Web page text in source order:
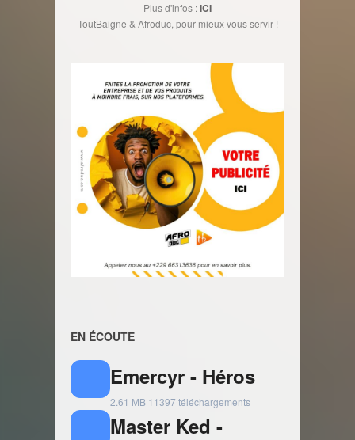
Plus d'infos :ICI
ToutBaigne & Afroduc, pour mieux vous servir !
EN ÉCOUTE
Emercyr - Héros
2.61 MB 11397 téléchargements
Master Ked -